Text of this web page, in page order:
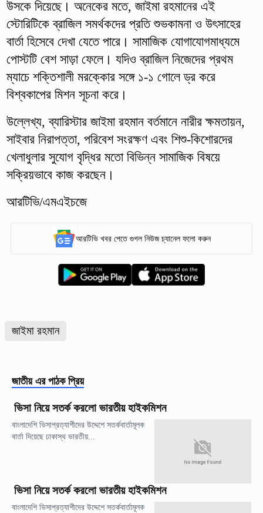
উসকে দিয়েছে। অনেকের মতে, জাইমা রহমানের এই
স্টোরিটিকে ব্রাজিল সমর্থকদের প্রতি শুভকামনা ও উৎসাহের
বার্তা হিসেবে দেখা যেতে পারে। সামাজিক যোগাযোগমাধ্যমে
পোস্টটি বেশ সাড়া ফেলে। যদিও ব্রাজিল নিজেদের প্রথম
ম্যাচে শক্তিশালী মরক্কোর সঙ্গে ১-১ গোলে ড্র করে
বিশ্বকাপের মিশন সূচনা করে।
উল্লেখ্য, ব্যারিস্টার জাইমা রহমান বর্তমানে নারীর ক্ষমতায়ন,
সাইবার নিরাপত্তা, পরিবেশ সংরক্ষণ এবং শিশু-কিশোরদের
খেলাধুলার সুযোগ বৃদ্ধির মতো বিভিন্ন সামাজিক বিষয়ে
সক্রিয়ভাবে কাজ করছেন।
আরটিভি/এমএইচজে
আরটিভি খবর পেতে গুগল নিউজ চ্যানেল ফলো করুন
জাইমা রহমান
জাতীয় এর পাঠক প্রিয়
ভিসা নিয়ে সতর্ক করলো ভারতীয় হাইকমিশন
বাংলাদেশি ভিসাপ্রত্যাশীদের উদ্দেশে সতর্কবার্তামূলক
বার্তা দিয়েছে ঢাকাস্থ ভারতীয়...
ভিসা নিয়ে সতর্ক করলো ভারতীয় হাইকমিশন
বাংলাদেশি ভিসাপ্রত্যাশীদের উদ্দেশে সতর্কবার্তামূলক